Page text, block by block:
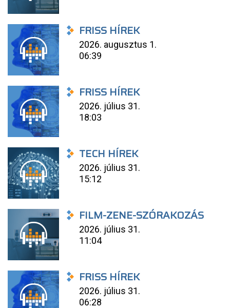
FRISS HÍREK
2026. augusztus 1.
06:39
FRISS HÍREK
2026. július 31.
18:03
TECH HÍREK
2026. július 31.
15:12
FILM-ZENE-SZÓRAKOZÁS
2026. július 31.
11:04
FRISS HÍREK
2026. július 31.
06:28